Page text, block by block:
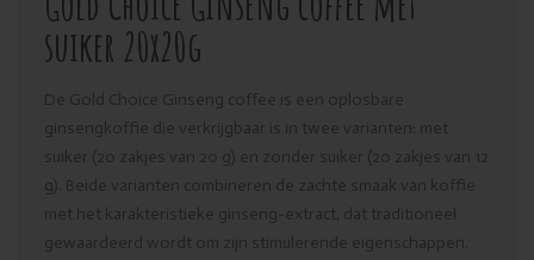
suiker 20x20g
De Gold Choice Ginseng coffee is een oplosbare
ginsengkoffie die verkrijgbaar is in twee varianten: met
suiker (20 zakjes van 20 g) en zonder suiker (20 zakjes van 12
g). Beide varianten combineren de zachte smaak van koffie
met het karakteristieke ginseng-extract, dat traditioneel
gewaardeerd wordt om zijn stimulerende eigenschappen.